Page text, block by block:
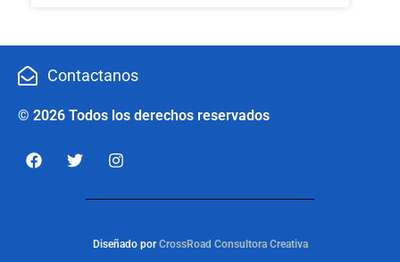
Contactanos
© 2026 Todos los derechos reservados
Diseñado porCrossRoad Consultora Creativa